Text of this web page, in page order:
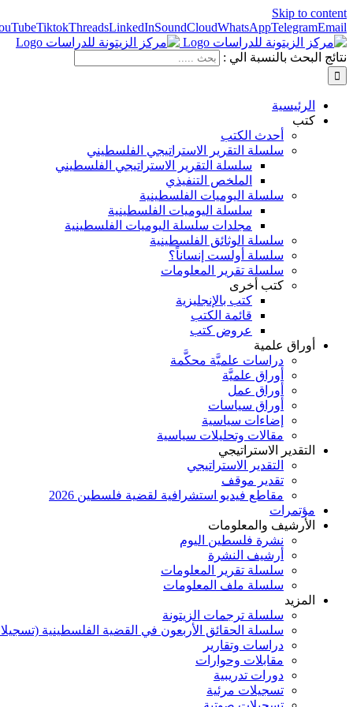
Skip to content
TiktokThreadsLinkedInSoundCloudWhatsAppTelegramEmail
نتائج البحث بالنسبة الي :
الرئيسية
كتب
أحدث الكتب
سلسلة التقرير الاستراتيجي الفلسطيني
سلسلة التقرير الاستراتيجي الفلسطيني
الملخص التنفيذي
سلسلة اليوميات الفلسطينية
سلسلة اليوميات الفلسطينية
مجلدات سلسلة اليوميات الفلسطينية
سلسلة الوثائق الفلسطينية
سلسلة أولست إنساناً؟
سلسلة تقرير المعلومات
كتب أخرى
كتب بالإنجليزية
قائمة الكتب
عروض كتب
أوراق علمية
دراسات علميَّة محكَّمة
أوراق علميَّة
أوراق عمل
أوراق سياسات
إضاءات سياسية
مقالات وتحليلات سياسية
التقدير الاستراتيجي
التقدير الاستراتيجي
تقدير موقف
مقاطع فيديو استشرافية لقضية فلسطين 2026
مؤتمرات
الأرشيف والمعلومات
نشرة فلسطين اليوم
أرشيف النشرة
سلسلة تقرير المعلومات
سلسلة ملف المعلومات
المزيد
سلسلة ترجمات الزيتونة
سلسلة الحقائق الأربعون في القضية الفلسطينية
دراسات وتقارير
مقابلات وحوارات
دورات تدريبية
تسجيلات مرئية